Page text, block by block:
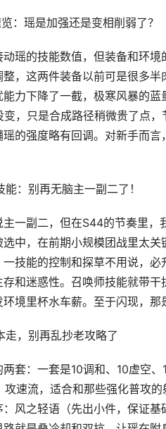
：瑶是加强还是变相削弱了？
瑶的技能数值，但装备和环
，这两件装备以前可是很多
力下降了一截，极寒风暴的
，只是合成路径稍微贵了点
的强度略有回调。对新手而
：别再无脑主一副二了！
一副二，但在S44的节奏里
中，在前期小规模团战里太
技能的控制和探草不用说，
和迷惑性。召唤师技能就带
境里杯水车薪。至于闪现，
走，别再乱抄老攻略了
套：一套是10调和、10虚空
攻速流，适合和那些强化普攻
风之轻语（先出小件，保证